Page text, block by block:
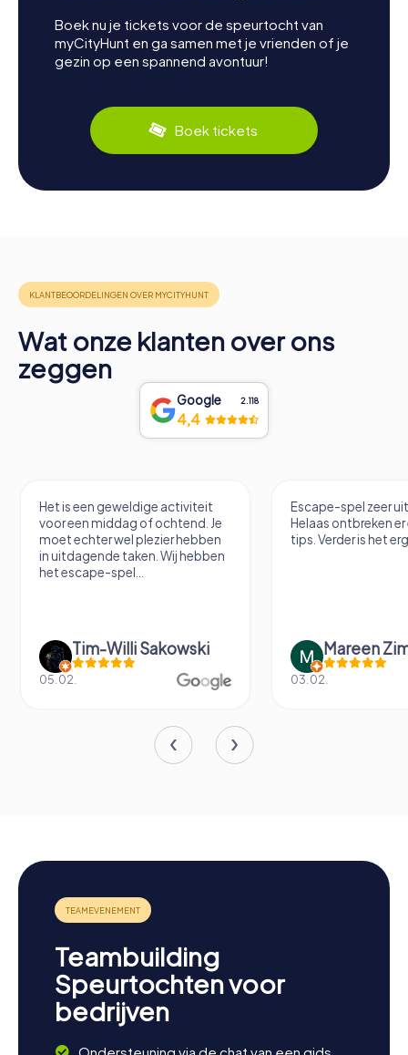
Boek nu je tickets voor de speurtocht van
myCityHunt en ga samen met je vrienden of je
gezin op een spannend avontuur!
Boek tickets
Wat onze klanten over ons
zeggen
Google 2.118
4,4
Het is een geweldige activiteit
voor een middag of ochtend. Je
moet echter wel plezier hebben
in uitdagende taken. Wij hebben
het escape-spel...
Tim-Willi Sakowski
05.02.
Escape-spel zeer
Helaas ontbreken er
tips. Verder is het
Mareen
03.02.
Teambuilding
Speurtochten voor
bedrijven